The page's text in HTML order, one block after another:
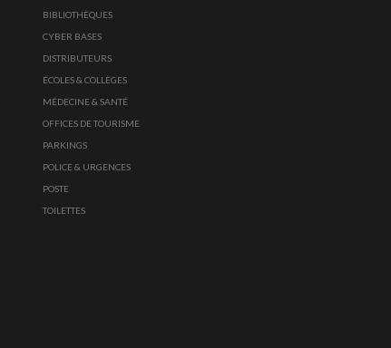
BIBLIOTHÈQUES
CYBER BASES
DISTRIBUTEURS
ÉCOLES & COLLÈGES
MÉDECINE & SANTÉ
OFFICES DE TOURISME
PARKINGS
POLICE & URGENCES
POSTE
TOILETTES